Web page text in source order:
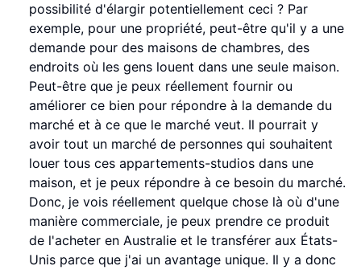
possibilité d'élargir potentiellement ceci ? Par
exemple, pour une propriété, peut-être qu'il y a une
demande pour des maisons de chambres, des
endroits où les gens louent dans une seule maison.
Peut-être que je peux réellement fournir ou
améliorer ce bien pour répondre à la demande du
marché et à ce que le marché veut. Il pourrait y
avoir tout un marché de personnes qui souhaitent
louer tous ces appartements-studios dans une
maison, et je peux répondre à ce besoin du marché.
Donc, je vois réellement quelque chose là où d'une
manière commerciale, je peux prendre ce produit
de l'acheter en Australie et le transférer aux États-
Unis parce que j'ai un avantage unique. Il y a donc